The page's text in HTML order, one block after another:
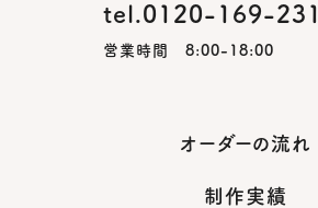
tel.0120-169-231
営業時間 8:00-18:00
オーダーの流れ
制作実績